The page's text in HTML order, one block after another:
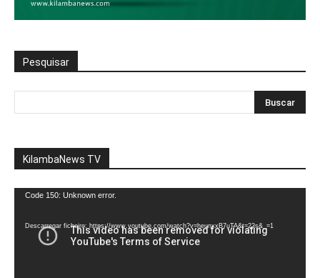
Pesquisar
KilambaNews TV
Reprodutor
vídeo
Code 150: Unknown error.
Descarregar ficheiro: https://www.youtube.com/watch?v=heunxxB7uTA&t=22s&_=1